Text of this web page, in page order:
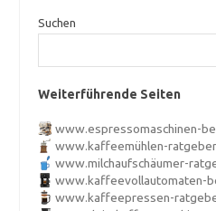
Suchen
Weiterführende Seiten
www.espressomaschinen-
www.kaffeemühlen-
www.milchaufschäumer-
www.kaffeevollautomaten-
www.kaffeepressen-